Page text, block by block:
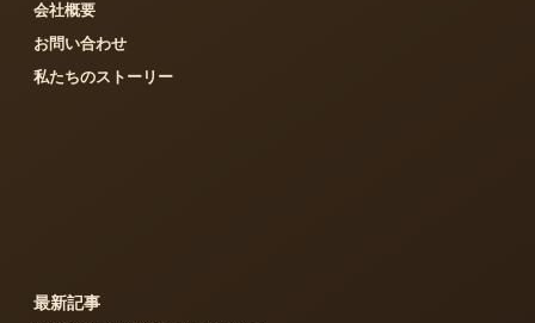
会社概要
お問い合わせ
私たちのストーリー
最新記事